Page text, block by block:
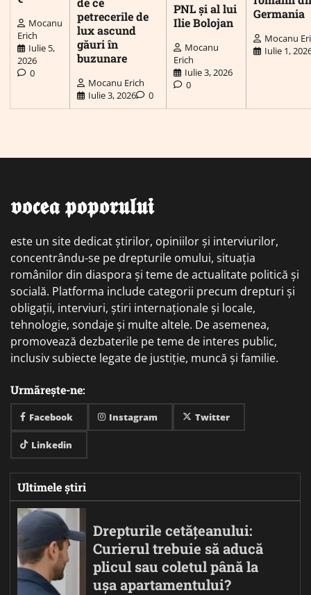
Mocanu
Erich
Iulie 5,
2026
0
petrecerile de
lux ascund
găuri în
buzunare
Mocanu Erich
Iulie 3, 2026
0
PNL și al lui
Ilie Bolojan
Mocanu
Erich
Iulie 3, 2026
0
Germania
Mocanu
Iulie 1,
𝖛𝖔𝖈𝖊𝖆 𝖕𝖔𝖕𝖔𝖗𝖚𝖑𝖚𝖎
este un site dedicat știrilor, opiniilor și interviurilor,
concentrându-se pe drepturile omului, situația
românilor din diaspora și teme de actualitate politică și
socială. Platforma include categorii precum drepturi și
obligații, interviuri, știri internaționale și locale,
tehnologie, sondaje și multe altele. De asemenea,
promovează dezbaterile pe teme de interes public,
inclusiv subiecte legate de justiție, muncă și familie.
Urmărește-ne:
Facebook Instagram Twitter
Linkedin
Ultimele știri
Drepturile cetățeanului:
Curierul trebuie să aducă
plicul sau coletul până la
ușa apartamentului?